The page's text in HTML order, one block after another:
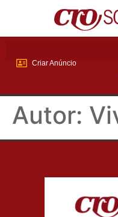
Criar Anúncio
Autor: